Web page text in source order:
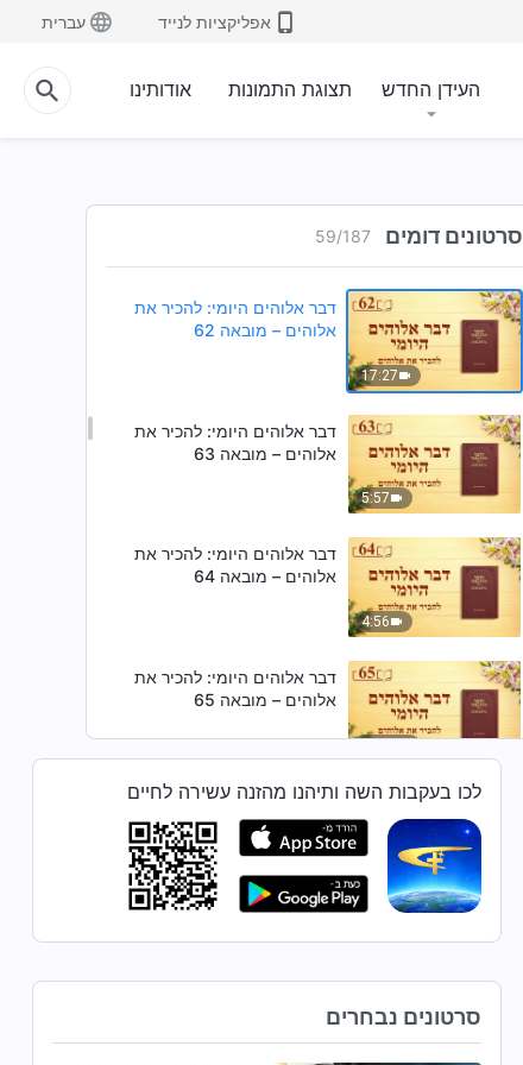
אפליקציות לנייד עברית
העידן החדש תצוגת התמונות אודותינו
סרטונים דומים 59/187
אלוהים – מובאה 60
אלוהים – מובאה 61
17:27
דבר אלוהים היומי: להכיר את
אלוהים – מובאה 62
5:57
דבר אלוהים היומי: להכיר את
אלוהים – מובאה 63
4:56
דבר אלוהים היומי: להכיר את
אלוהים – מובאה 64
10:27
דבר אלוהים היומי: להכיר את
אלוהים – מובאה 65
דבר אלוהים היומי: להכיר את
אלוהים – מובאה 66
אלוהים – מובאה 67
דבר אלוהים היומי: להכיר את
לכו בעקבות השה ותיהנו מהזנה עשירה לחיים
סרטונים נבחרים